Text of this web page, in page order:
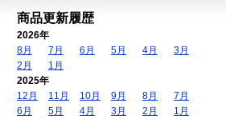
商品更新履歴
2026年
8月
7月 6月 5月 4月
3月
2月
1月
2025年
12月
11月 10月 9月 8月
7月
6月
5月 4月 3月 2月
1月